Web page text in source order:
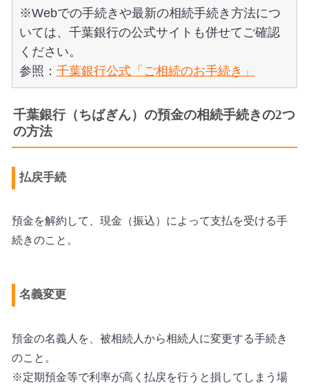
※Webでの手続きや最新の相続手続き方法につ
いては、千葉銀行の公式サイトも併せてご確認
ください。
参照： 千葉銀行公式「ご相続のお手続き」
千葉銀行（ちばぎん）の預金の相続手続きの2つ
の方法
払戻手続
預金を解約して、現金（振込）によって支払を受ける手
続きのこと。
名義変更
預金の名義人を、被相続人から相続人に変更する手続き
のこと。
※定期預金等で利率が高く払戻を行うと損してしまう場